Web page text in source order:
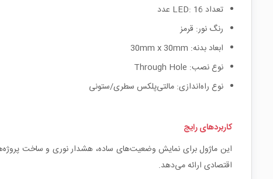
تعداد LED: 16 عدد
رنگ نور: قرمز
ابعاد بدنه: 30mm x 30mm
نوع نصب: Through Hole
نوع راه‌اندازی: مالتی‌پلکس سطری/ستونی
کاربردهای رایج
این ماژول برای نمایش وضعیت‌های ساده، هشدار نوری و ساخت
اقتصادی ارائه می‌دهد.